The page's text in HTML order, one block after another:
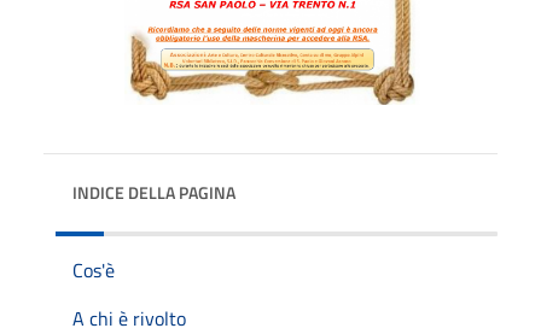
INDICE DELLA PAGINA
Cos'è
A chi è rivolto